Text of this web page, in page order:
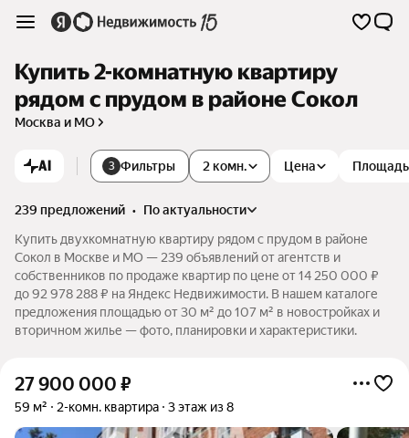
Купить 2-комнатную квартиру
рядом с прудом в районе Сокол
Москва и МО
AI 3 Фильтры 2 комн. Цена Площадь
239 предложений •
по актуальности
Купить двухкомнатную квартиру рядом с прудом в районе
Сокол в Москве и МО — 239 объявлений от агентств и
собственников по продаже квартир по цене от 14 250 000 ₽
до 92 978 288 ₽ на Яндекс Недвижимости. В нашем каталоге
предложения площадью от 30 м² до 107 м² в новостройках и
вторичном жилье — фото, планировки и характеристики.
27 900 000 ₽
59 м² 2-комн. квартира 3 этаж из 8